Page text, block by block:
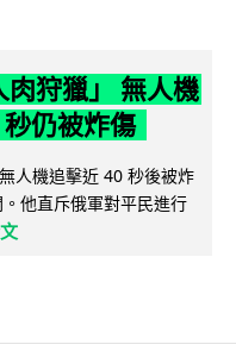
狩獵」 無人機
仍被炸傷
人機追擊近 40 秒後被炸
他直斥俄軍對平民進行